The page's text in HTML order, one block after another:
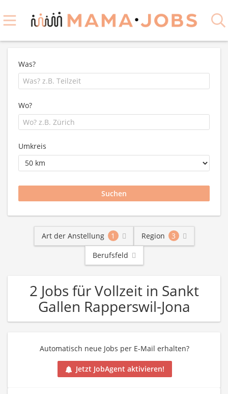
Was?
Wo?
Umkreis
Art der Anstellung 1 Region
3
Berufsfeld
2 Jobs für Vollzeit in Sankt
Gallen Rapperswil-Jona
Automatisch neue Jobs per E-Mail erhalten?
Jetzt JobAgent aktivieren!